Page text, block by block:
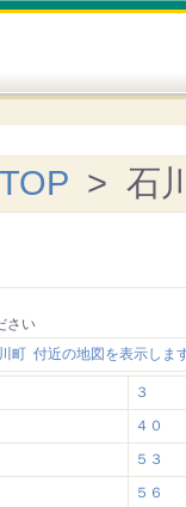
> 石
さい
町 付近の地図を表示しま
３
４０
５３
５６